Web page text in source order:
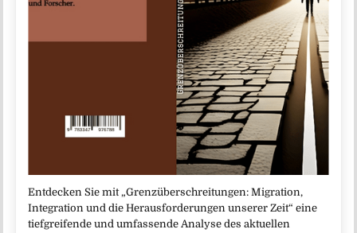
Entdecken Sie mit „Grenzüberschreitungen: Migration,
Integration und die Herausforderungen unserer Zeit“ eine
tiefgreifende und umfassende Analyse des aktuellen